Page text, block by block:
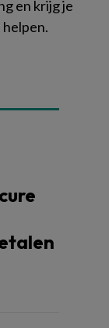
en krijg je